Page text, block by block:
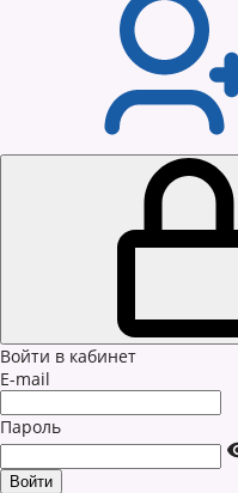
Войти в кабинет
E-mail
Пароль